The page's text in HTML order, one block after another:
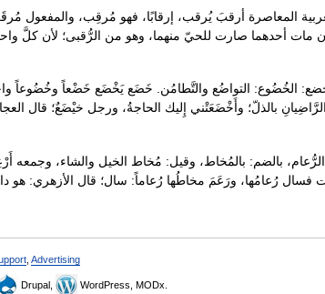
مات أحدهما صارت للحيّ منهما، وهو من الرُّقبى؛ لأن كلَّ
الخُضُوع: التواضُع والتَّطامُن. خَضَع يَخْضَع خَضْعاً وخُضُوعاً
بالضم: بالمُخاط، وقيل: مُخاط الخيل والشاء، وجمعه
رُعامُها، ورَعَمَ مخاطُها رُعاماً: سال؛ قال الأزهري: هو
Advertising
Drupal, WordPress, MODx.